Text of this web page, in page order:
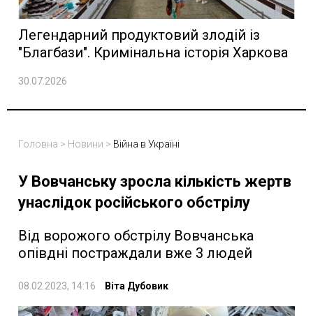
Легендарний продуктовий злодій із
"Благбази". Кримінальна історія Харкова
30.07.2026
Головна > Новини > Війна в Україні
У Вовчанську зросла кількість жертв
унаслідок російського обстрілу
Від ворожого обстрілу Вовчанська
опівдні постраждали вже 3 людей
08.02.2023, 14:16 Віта Дубовик